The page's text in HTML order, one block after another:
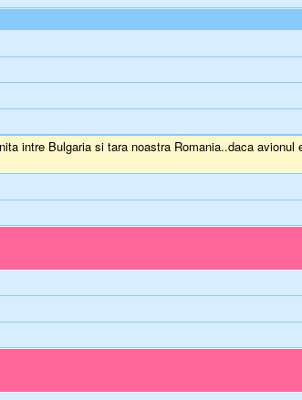
intre Bulgaria si tara noastra Romania..daca